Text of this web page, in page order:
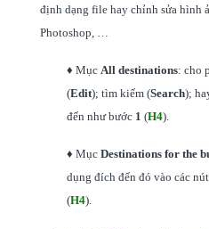
định dạng file hay chỉnh sửa hình
Photoshop, …
♦ Mục All destinations: cho
(Edit); tìm kiếm (Search);
đến như bước 1 (H4).
♦ Mục Destinations for the
dụng đích đến đó vào các
(H4).